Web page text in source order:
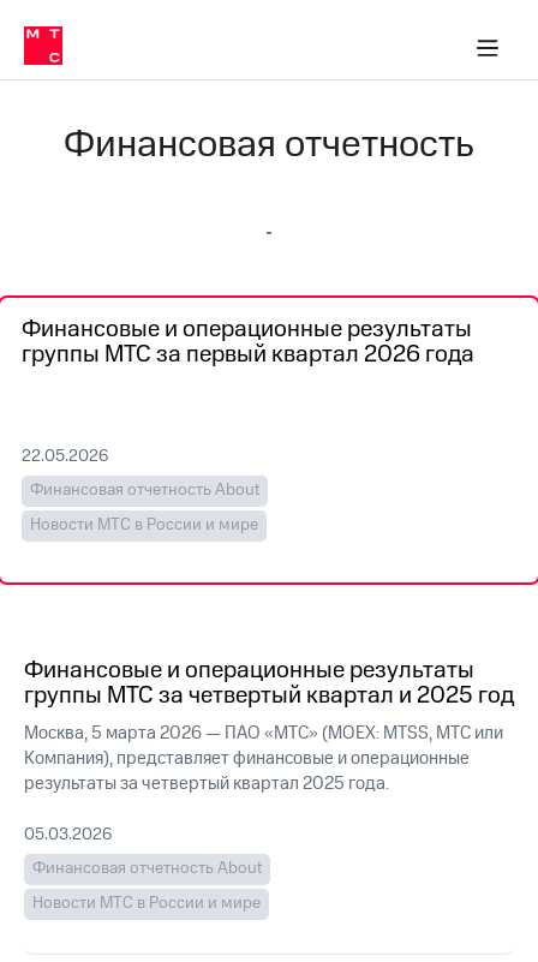
Медиа-центр
и акционерам
Устойчивое развитие
Комплаенс и деловая этика
компании
Руководство
региона
Медиа-центр
Пресс-
релизы
МТС
Интервью
Финансовая
отчетность
Пригласить
спикера
и акционерам
Карьера
в МТС
о технологиях
Финансовая отчетность
Финансовые и операционные результаты
группы МТС за первый квартал 2026 года
22.05.2026
Финансовая отчетность About
Новости МТС в России и мире
Финансовые и операционные результаты
группы МТС за четвертый квартал и 2025 год
Москва, 5 марта 2026 — ПАО «МТС» (MOEX: MTSS, МТС или
Компания), представляет финансовые и операционные
результаты за четвертый квартал 2025 года.
05.03.2026
Финансовая отчетность About
Новости МТС в России и мире